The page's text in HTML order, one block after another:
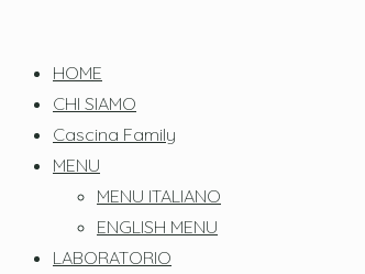
HOME
CHI SIAMO
Cascina Family
MENU
MENU ITALIANO
ENGLISH MENU
LABORATORIO